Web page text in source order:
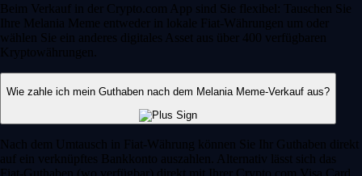
Beim Verkauf in der Crypto.com App sind Sie flexibel: Tauschen Sie
Ihre Melania Meme entweder in lokale Fiat-Währungen um oder
wählen Sie ein anderes digitales Asset aus über 400 verfügbaren
Kryptowährungen.
Wie zahle ich mein Guthaben nach dem Melania Meme-Verkauf aus?
Nach dem Umtausch in Fiat-Währung können Sie Ihr Guthaben direkt
auf ein verknüpftes Bankkonto auszahlen. Alternativ lässt sich das
Fiat-Guthaben (wo verfügbar) direkt mit Ihrer Crypto.com Visa Card